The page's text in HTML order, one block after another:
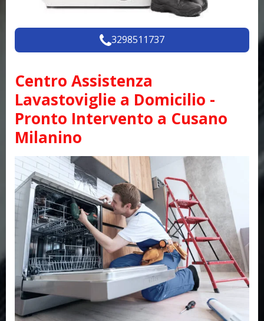
3298511737
Centro Assistenza
Lavastoviglie a Domicilio -
Pronto Intervento a Cusano
Milanino